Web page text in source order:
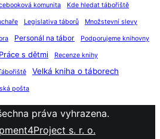
komunita Kde hledat tábořiště
Legislativa táborů Množstevní slevy
Personál na tábor Podporujeme knihovny
Práce s dětmi Recenze knihy
Velká kniha o táborech
pošta
práva vyhrazena.
s. r. o.